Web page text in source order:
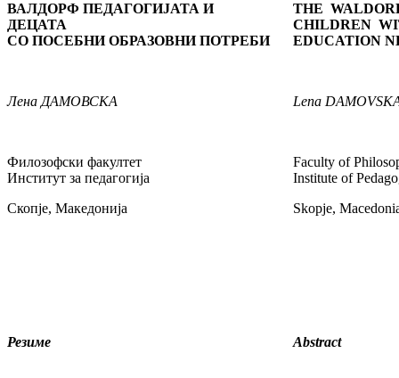
ВАЛДОРФ ПЕДАГОГИЈАТА И
ДЕЦАТА
СО ПОСЕБНИ ОБРАЗОВНИ ПОТРЕБИ
Лена ДАМОВСКА
Филозофски факултет
Институт за педагогија
Скопје, Македонија
THE
CHILDREN
EDUCATION
Lena
Faculty of
Institute of
Skopje,
Резиме Abstract